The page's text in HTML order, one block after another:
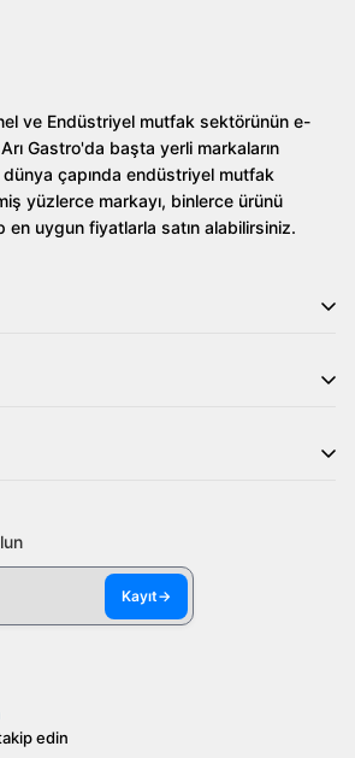
ve Endüstriyel mutfak sektörünün e-
Gastro'da başta yerli markaların
dünya çapında endüstriyel mutfak
yüzlerce markayı, binlerce ürünü
en uygun fiyatlarla satın alabilirsiniz.
Kayıt→
edin